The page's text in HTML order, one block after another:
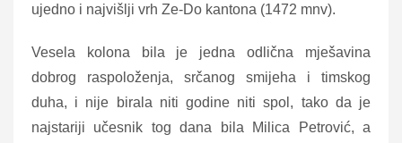
ujedno i najvišlji vrh Ze-Do kantona (1472 mnv).
Vesela kolona bila je jedna odlična mješavina
dobrog raspoloženja, srčanog smijeha i timskog
duha, i nije birala niti godine niti spol, tako da je
najstariji učesnik tog dana bila Milica Petrović, a